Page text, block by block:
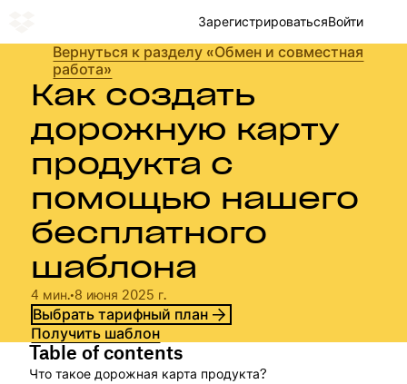
ЗарегистрироватьсяВойти
Вернуться к разделу «Обмен и совместная
работа»
Как создать
дорожную карту
продукта с
помощью нашего
бесплатного
шаблона
4 мин.•8 июня 2025 г.
Выбрать тарифный план
Получить шаблон
Table of contents
Что такое дорожная карта продукта?